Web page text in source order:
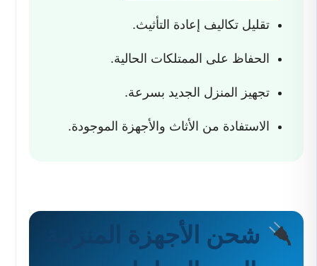
تقليل تكاليف إعادة التأثيث.
الحفاظ على الممتلكات الحالية.
تجهيز المنزل الجديد بسرعة.
الاستفادة من الأثاث والأجهزة الموجودة.
شحن الأجهزة المنزلية